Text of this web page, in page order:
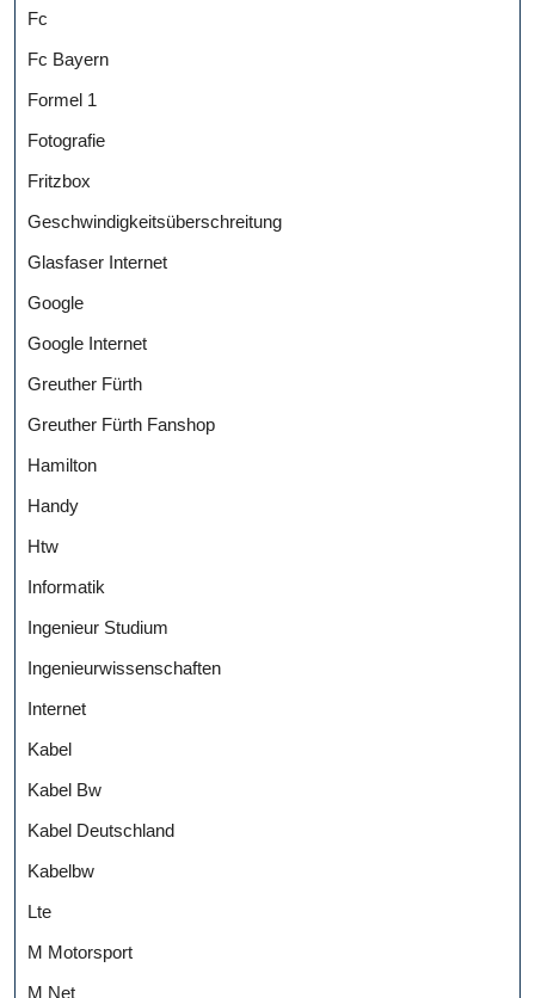
Fc
Fc Bayern
Formel 1
Fotografie
Fritzbox
Geschwindigkeitsüberschreitung
Glasfaser Internet
Google
Google Internet
Greuther Fürth
Greuther Fürth Fanshop
Hamilton
Handy
Htw
Informatik
Ingenieur Studium
Ingenieurwissenschaften
Internet
Kabel
Kabel Bw
Kabel Deutschland
Kabelbw
Lte
M Motorsport
M Net